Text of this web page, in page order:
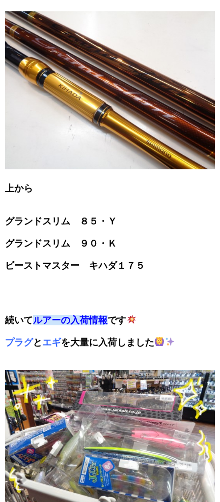
上から
グランドスリム ８５・Ｙ
グランドスリム ９０・Ｋ
ビーストマスター キハダ１７５
続いてルアーの入荷情報です
プラグとエギを大量に入荷しました